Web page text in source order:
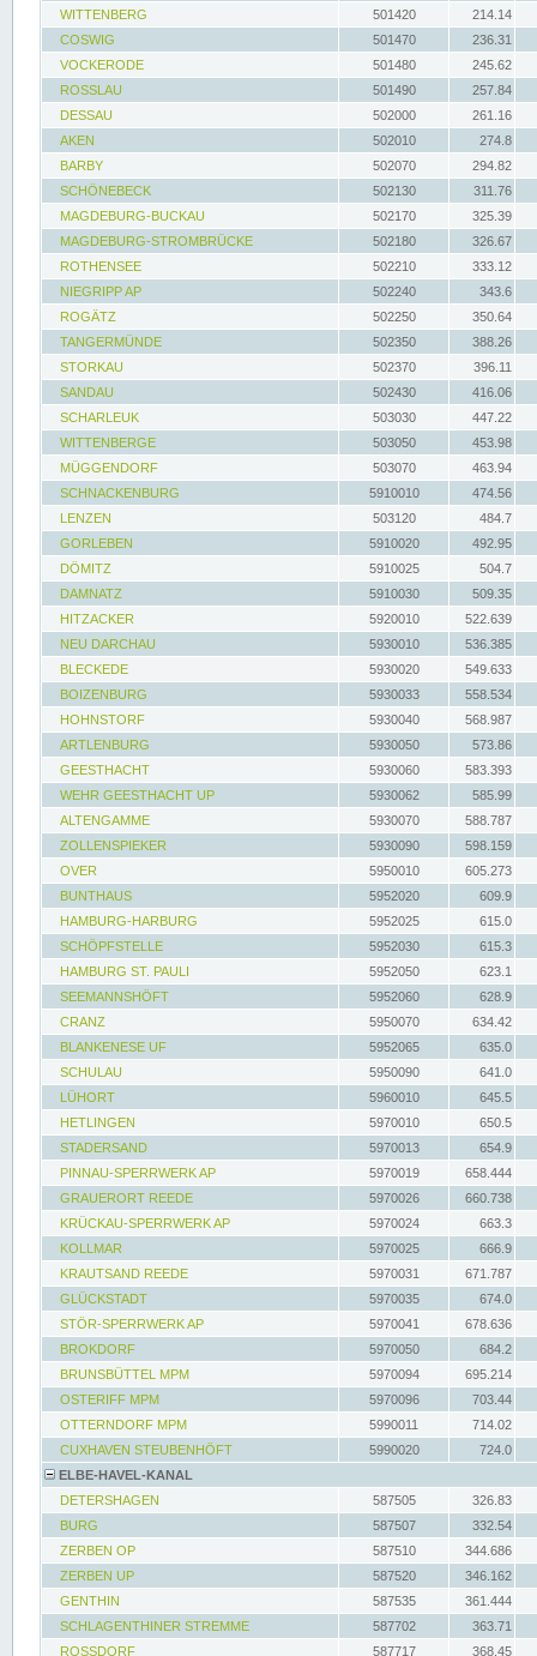
WITTENBERG
501420
214.14
COSWIG
501470
236.31
VOCKERODE
501480
245.62
ROSSLAU
501490
257.84
DESSAU
502000
261.16
AKEN
502010
274.8
BARBY
502070
294.82
SCHÖNEBECK
502130
311.76
MAGDEBURG-BUCKAU
502170
325.39
MAGDEBURG-STROMBRÜCKE
502180
326.67
ROTHENSEE
502210
333.12
NIEGRIPP AP
502240
343.6
ROGÄTZ
502250
350.64
TANGERMÜNDE
502350
388.26
STORKAU
502370
396.11
SANDAU
502430
416.06
SCHARLEUK
503030
447.22
WITTENBERGE
503050
453.98
MÜGGENDORF
503070
463.94
SCHNACKENBURG
5910010
474.56
LENZEN
503120
484.7
GORLEBEN
5910020
492.95
DÖMITZ
5910025
504.7
DAMNATZ
5910030
509.35
HITZACKER
5920010
522.639
NEU DARCHAU
5930010
536.385
BLECKEDE
5930020
549.633
BOIZENBURG
5930033
558.534
HOHNSTORF
5930040
568.987
ARTLENBURG
5930050
573.86
GEESTHACHT
5930060
583.393
WEHR GEESTHACHT UP
5930062
585.99
ALTENGAMME
5930070
588.787
ZOLLENSPIEKER
5930090
598.159
OVER
5950010
605.273
BUNTHAUS
5952020
609.9
HAMBURG-HARBURG
5952025
615.0
SCHÖPFSTELLE
5952030
615.3
HAMBURG ST. PAULI
5952050
623.1
SEEMANNSHÖFT
5952060
628.9
CRANZ
5950070
634.42
BLANKENESE UF
5952065
635.0
SCHULAU
5950090
641.0
LÜHORT
5960010
645.5
HETLINGEN
5970010
650.5
STADERSAND
5970013
654.9
PINNAU-SPERRWERK AP
5970019
658.444
GRAUERORT REEDE
5970026
660.738
KRÜCKAU-SPERRWERK AP
5970024
663.3
KOLLMAR
5970025
666.9
KRAUTSAND REEDE
5970031
671.787
GLÜCKSTADT
5970035
674.0
STÖR-SPERRWERK AP
5970041
678.636
BROKDORF
5970050
684.2
BRUNSBÜTTEL MPM
5970094
695.214
OSTERIFF MPM
5970096
703.44
OTTERNDORF MPM
5990011
714.02
CUXHAVEN STEUBENHÖFT
5990020
724.0
ELBE-HAVEL-KANAL
DETERSHAGEN
587505
326.83
BURG
587507
332.54
ZERBEN OP
587510
344.686
ZERBEN UP
587520
346.162
GENTHIN
587535
361.444
SCHLAGENTHINER STREMME
587702
363.71
ROSSDORF
587717 368.45